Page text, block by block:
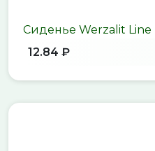
Сиденье Werzalit Line
12.84 ₽